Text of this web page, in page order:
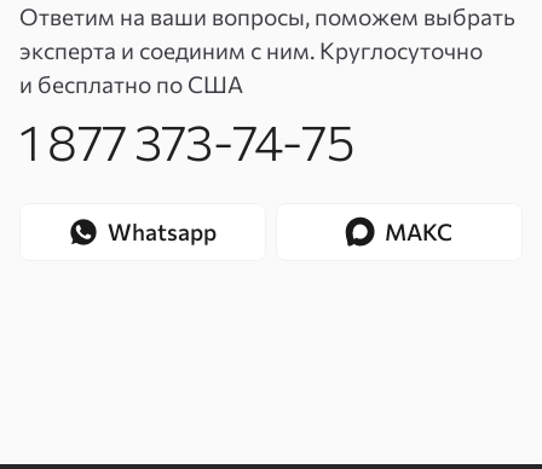
Ответим на ваши вопросы, поможем выбрать
эксперта и соединим с ним. Круглосуточно
и бесплатно по США
1 877 373-74-75
Whatsapp МАКС